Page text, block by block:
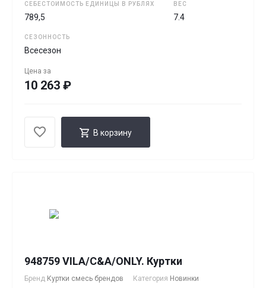
СЕБЕСТОИМОСТЬ ЕДИНИЦЫ В РУБЛЯХ
789,5
ВЕС
7.4
СЕЗОННОСТЬ
Всесезон
Цена за
10 263 ₽
В корзину
948759 VILA/C&A/ONLY. Куртки
Бренд Куртки смесь брендов Категория Новинки